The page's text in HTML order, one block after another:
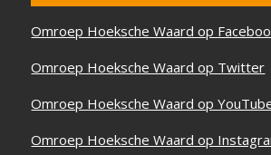
Omroep Hoeksche Waard op
Omroep Hoeksche Waard op Twitter
Omroep Hoeksche Waard op
Omroep Hoeksche Waard op